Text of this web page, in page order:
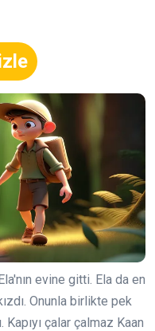
evine gitti. Ela da en
Onunla birlikte pek
çalar çalmaz Kaan